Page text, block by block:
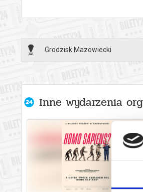
Grodzisk Mazowiecki
Inne wydarzenia